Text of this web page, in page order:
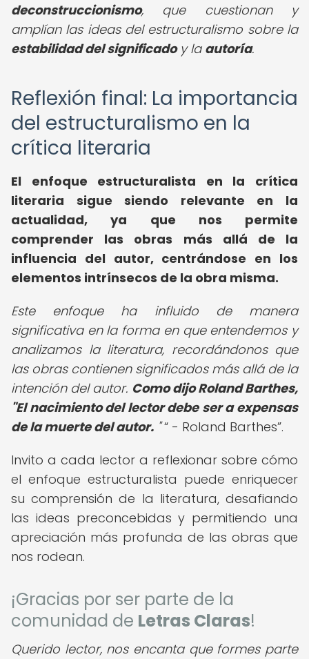
deconstruccionismo, que cuestionan y
amplían las ideas del estructuralismo sobre la
estabilidad del significadoy la autoría.
Reflexión final: La importancia
del estructuralismo en la
crítica literaria
El enfoque estructuralista en la crítica
literaria sigue siendo relevante en la
actualidad, ya que nos permite
comprender las obras más allá de la
influencia del autor, centrándose en los
elementos intrínsecos de la obra misma.
Este enfoque ha influido de manera
significativa en la forma en que entendemos y
analizamos la literatura, recordándonos que
las obras contienen significados más allá de la
intención del autor. Como dijo Roland Barthes,
"El nacimiento del lector debe ser a expensas
de la muerte del autor. " - Roland Barthes .
Invito a cada lector a reflexionar sobre cómo
el enfoque estructuralista puede enriquecer
su comprensión de la literatura, desafiando
las ideas preconcebidas y permitiendo una
apreciación más profunda de las obras que
nos rodean.
¡Gracias por ser parte de la
comunidad de Letras Claras!
Querido lector,nos encanta que formes parte